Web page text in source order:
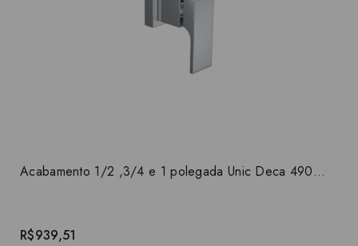
Acabamento 1/2 ,3/4 e 1 polegada Unic Deca 4900.C90.PQ
R$939,51